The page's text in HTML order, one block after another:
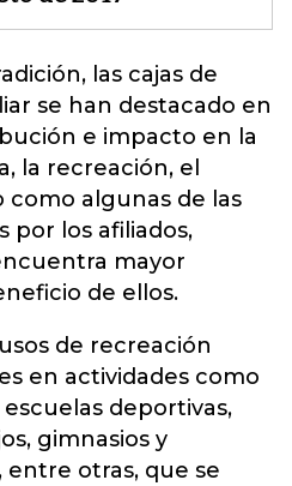
las cajas de
se han destacado en
e impacto en la
la recreación, el
algunas de las
por los afiliados,
mayor
de ellos.
de recreación
en actividades como
deportivas,
gimnasios y
entre otras, que se